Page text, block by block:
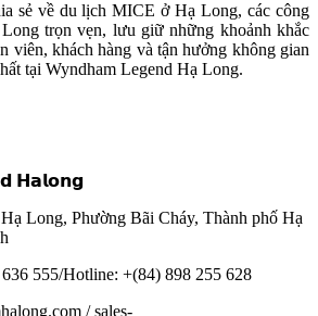
sẻ về du lịch MICE ở Hạ Long, các công
trọn vẹn, lưu giữ những khoảnh khắc
viên, khách hàng và tận hưởng không gian
tại Wyndham Legend Hạ Long.
𝗛𝗮𝗹𝗼𝗻𝗴
Long, Phường Bãi Cháy, Thành phố Hạ
555/Hotline: +(84) 898 255 628
/ sales-